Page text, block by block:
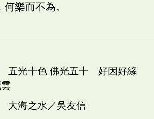
樂而不為。
光十色 佛光五十 好因好緣
海之水／吳友信